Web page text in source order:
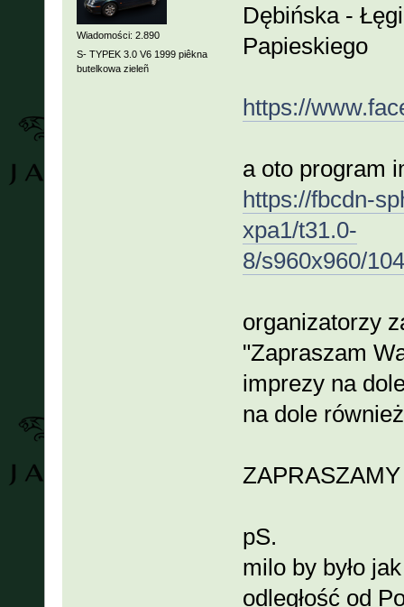
Wiadomości: 2.890
S- TYPEK 3.0 V6 1999 piêkna
butelkowa zieleñ
Dębińska -
Papieskiego
https://
a oto program
https://fbcdn-
xpa1/t31.0-
8/s960x960/
organizatorzy
"Zapraszam
imprezy na
na dole
ZAPRASZAMY
pS.
milo by było
odległość od